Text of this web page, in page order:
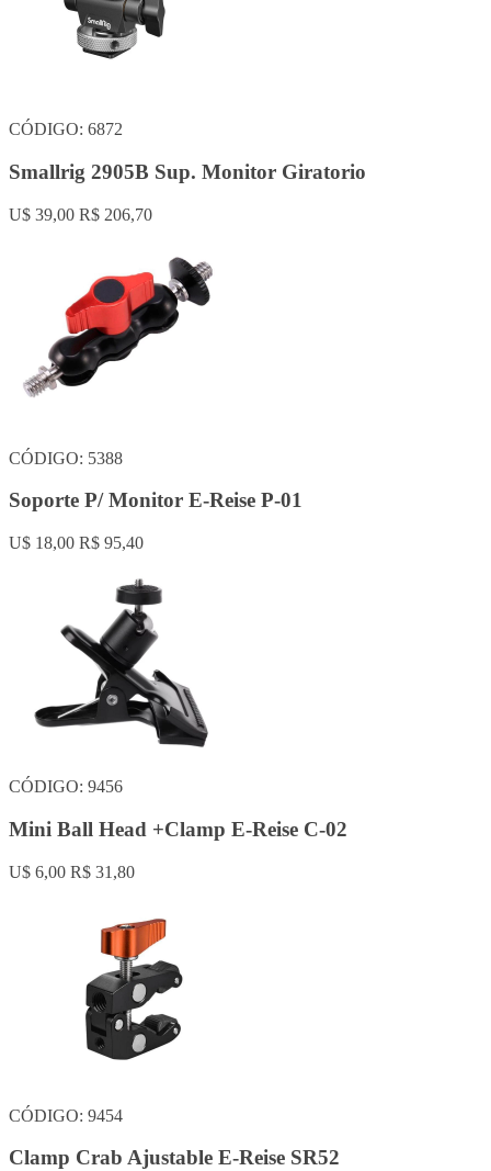
CÓDIGO: 6872
Smallrig 2905B Sup. Monitor Giratorio
U$ 39,00 R$ 206,70
CÓDIGO: 5388
Soporte P/ Monitor E-Reise P-01
U$ 18,00 R$ 95,40
CÓDIGO: 9456
Mini Ball Head +Clamp E-Reise C-02
U$ 6,00 R$ 31,80
CÓDIGO: 9454
Clamp Crab Ajustable E-Reise SR52